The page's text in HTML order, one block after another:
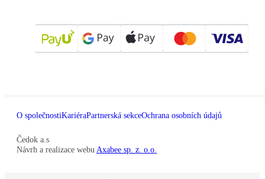
O společnostiKariéraPartnerská sekceOchrana osobních údajů
Čedok a.s
Návrh a realizace webu Axabee sp. z. o.o.